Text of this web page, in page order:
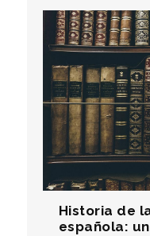
Historia de
española: